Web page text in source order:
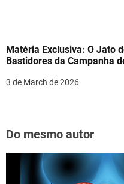
Matéria Exclusiva: O Jato
Bastidores da Campanha
3 de March de 2026
Do mesmo autor